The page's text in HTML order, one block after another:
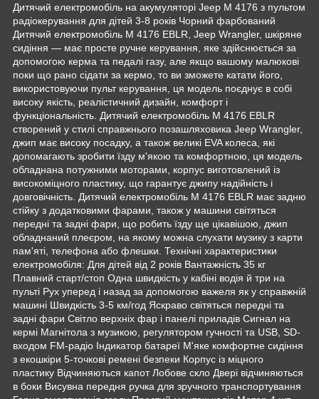
Дитячий електромобіль на акумуляторі Jeep M 4176 з пультом
радіокерування для дітей 3-8 років Чорний фарбований
Дитячий електромобіль M 4176 EBLR, Jeep Wrangler, шкіряне
сидіння — має просте ручне керування, яке здійснюється за
допомогою керма та педалі газу, але якщо вашому малюкові
поки що рано сідати за кермо, то ви зможете катати його,
використовуючи пульт керування, ця модель поєднує в собі
високу якість, реалістичний дизайн, комфорт і
функціональність. Дитячий електромобіль M 4176 EBLR
створений у стилі справжнього позашляховика Jeep Wrangler,
джип має високу посадку, а також великі EVA колеса, які
допомагають зробити їзду м'якою та комфортною, ця модель
обладнана потужними моторами, корпус виготовлений із
високоміцного пластику, що гарантує джипу надійність і
довговічність. Дитячий електромобіль M 4176 EBLR має задню
стійку з додатковими фарами, також у машини світяться
передні та задні фари, що робить їзду ще цікавішою, джип
обладнаний плеєром, на якому можна слухати музику з карти
пам'яті, телефона або флешки. Технічні характеристики
електромобіля: Для дітей від 2 років Вантажність 35 кг
Плавний старт/стоп Одна швидкість у кабіні водія й три на
пульті Рух уперед і назад за допомогою важеля як у справжній
машині Швидкість 3-5 км/год Яскраво світяться передні та
задні фари Світло верхніх фар і панелі приладів Сигнал на
кермі Магнітола з музикою, регулятором гучності та USB, SD-
входом FM-радіо Індикатор батареї М'яке комфортне сидіння
з екошкіри 5-точкові ремені безпеки Корпус із міцного
пластику Відчиняються капот Лобове скло Двері відчиняються
в боки Висувна передня ручка для зручного транспортування